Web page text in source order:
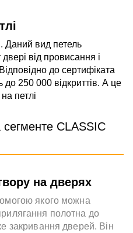
Даний вид петель
від провисання і
до сертифіката
до 250 000 відкриттів. А це
петлі
на дверях
якого можна
полотна до
закривання дверей. Він